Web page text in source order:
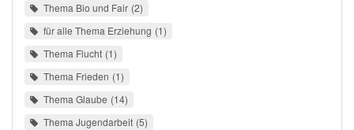
Thema Bio und Fair 2
für alle Thema Erziehung 1
Thema Flucht 1
Thema Frieden 1
Thema Glaube 14
Thema Jugendarbeit 5